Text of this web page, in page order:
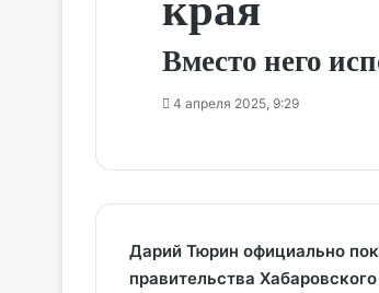
Вместо него
4 апреля 2025, 9:29
Дарий Тюрин официально
правительства